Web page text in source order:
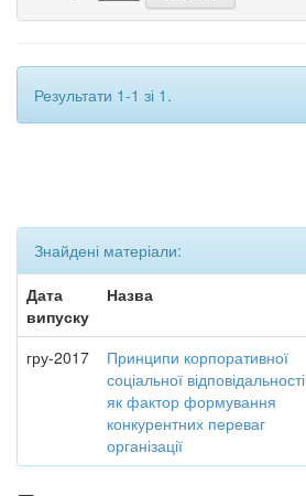
Результати 1-1 зі 1.
Знайдені матеріали:
Дата
випуску
Назва
гру-2017
Принципи корпоративної
соціальної відповідальності
як фактор формування
конкурентних переваг
організації